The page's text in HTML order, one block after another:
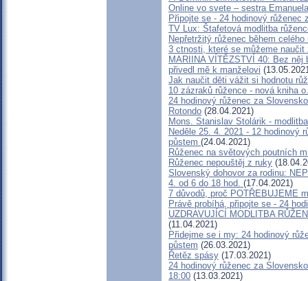
Online vo svete – sestra
Připojte se - 24 hodinový růženec
TV Lux: Štafetová modlitba
Nepřetržitý růženec během
3 ctnosti, které se můžeme naučit
MARIINA VÍTĚZSTVÍ 40: Bez
přivedl mě k manželovi
Jak naučit děti vážit si hodnotu
10 zázraků růžence - nová kniha
24 hodinový růženec za
Rotondo (28.04.2021)
Mons. Stanislav Stolárik -
Neděle 25. 4. 2021 - 12 hodinový
půstem (24.04.2021)
Růženec na světových poutních
Růženec nepouštěj z ruky
Slovenský dohovor za rodinu:
4. od 6 do 18 hod. (17.04.2021)
7 důvodů, proč POTŘEBUJEME
Právě probíhá, připojte se - 24
UZDRAVUJÍCÍ MODLITBA
(11.04.2021)
Přidejme se i my: 24 hodinový
půstem (26.03.2021)
Řetěz spásy (17.03.2021)
24 hodinový růženec za
18:00 (13.03.2021)